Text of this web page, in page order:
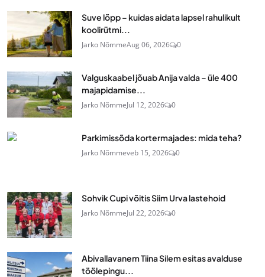
Suve lõpp – kuidas aidata lapsel rahulikult
koolirütmi...
Jarko NõmmeAug 06, 2026 0
Valguskaabel jõuab Anija valda – üle 400
majapidamise...
Jarko NõmmeJul 12, 2026 0
Parkimissõda kortermajades: mida teha?
Jarko Nõmmeveb 15, 2026 0
Sohvik Cupi võitis Siim Urva lastehoid
Jarko NõmmeJul 22, 2026 0
Abivallavanem Tiina Silem esitas avalduse
töölepingu...